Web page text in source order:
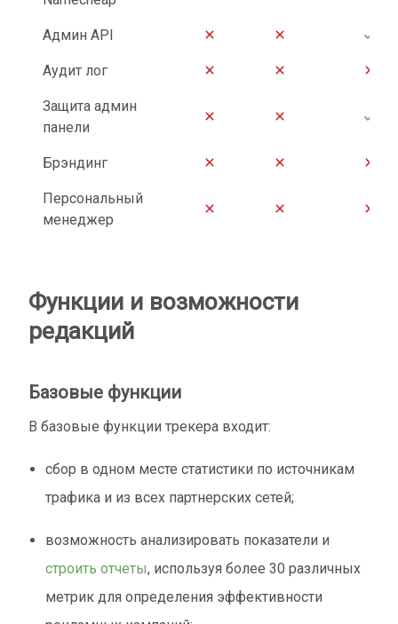
Админ API
Аудит лог
Защита админ
панели
Брэндинг
Персональный
менеджер
Функции и возможности
редакций
Базовые функции
В базовые функции трекера входит:
сбор в одном месте статистики по источникам
трафика и из всех партнерских сетей;
возможность анализировать показатели и
строить отчеты, используя более 30 различных
метрик для определения эффективности